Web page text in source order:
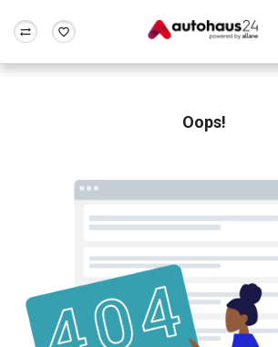
Rund um die Inzahlungnahme
Oops!